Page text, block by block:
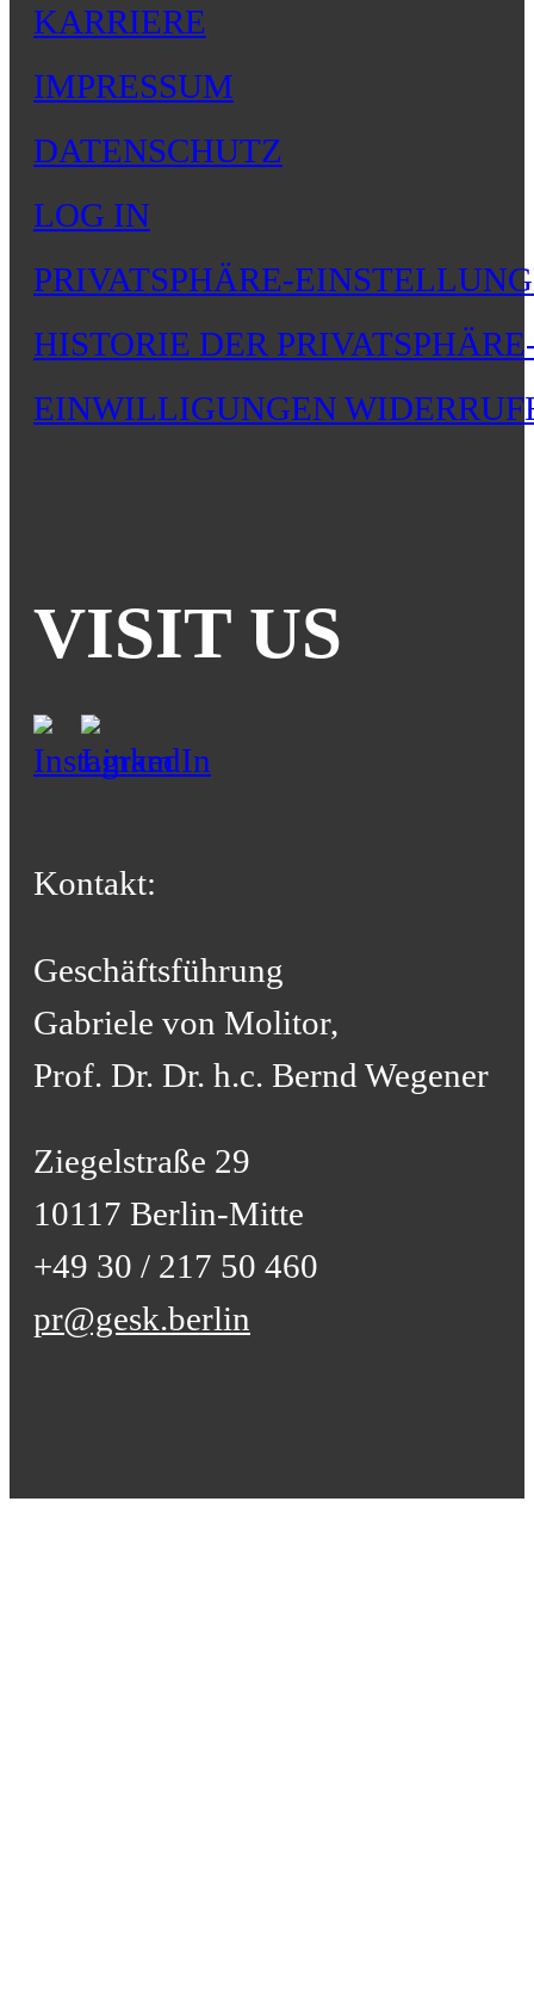
KARRIERE
IMPRESSUM
DATENSCHUTZ
LOG IN
PRIVATSPHÄRE-
HISTORIE DER
EINWILLIGUNGEN
VISIT US
Kontakt:
Geschäftsführung
Gabriele von Molitor,
Prof. Dr. Dr. h.c. Bernd Wegener
Ziegelstraße 29
10117 Berlin-Mitte
+49 30 / 217 50 460
pr@gesk.berlin